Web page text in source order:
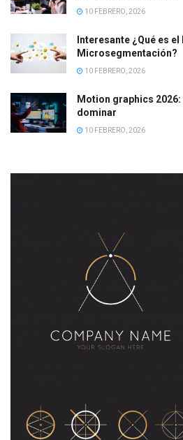
10 FEBRERO, 2026
Interesante ¿Qué es
Microsegmentación?
10 FEBRERO, 2026
Motion graphics
dominar
10 FEBRERO, 2026